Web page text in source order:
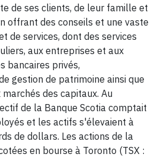
de ses clients, de leur famille et
offrant des conseils et une vaste
de services, dont des services
aux entreprises et aux
bancaires privés,
gestion de patrimoine ainsi que
des capitaux. Au
de la Banque Scotia comptait
et les actifs s'élevaient à
de dollars. Les actions de la
en bourse à Toronto (TSX :